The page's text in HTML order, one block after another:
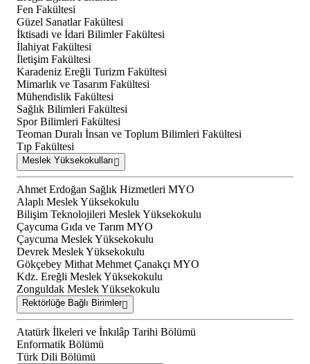
Fen Fakültesi
Güzel Sanatlar Fakültesi
İktisadi ve İdari Bilimler Fakültesi
İlahiyat Fakültesi
İletişim Fakültesi
Karadeniz Ereğli Turizm Fakültesi
Mimarlık ve Tasarım Fakültesi
Mühendislik Fakültesi
Sağlık Bilimleri Fakültesi
Spor Bilimleri Fakültesi
Teoman Duralı İnsan ve Toplum Bilimleri Fakültesi
Tıp Fakültesi
Meslek Yüksekokulları
Ahmet Erdoğan Sağlık Hizmetleri MYO
Alaplı Meslek Yüksekokulu
Bilişim Teknolojileri Meslek Yüksekokulu
Çaycuma Gıda ve Tarım MYO
Çaycuma Meslek Yüksekokulu
Devrek Meslek Yüksekokulu
Gökçebey Mithat Mehmet Çanakçı MYO
Kdz. Ereğli Meslek Yüksekokulu
Zonguldak Meslek Yüksekokulu
Rektörlüğe Bağlı Birimler
Atatürk İlkeleri ve İnkılâp Tarihi Bölümü
Enformatik Bölümü
Türk Dili Bölümü